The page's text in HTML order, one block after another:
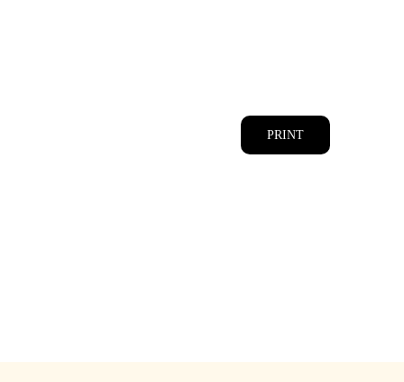
PRINT